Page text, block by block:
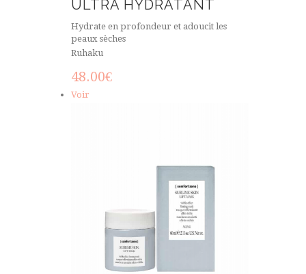
ULTRA HYDRATANT
Hydrate en profondeur et adoucit les
peaux sèches
Ruhaku
48.00€
Voir